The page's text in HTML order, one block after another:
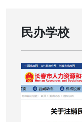
民办学校